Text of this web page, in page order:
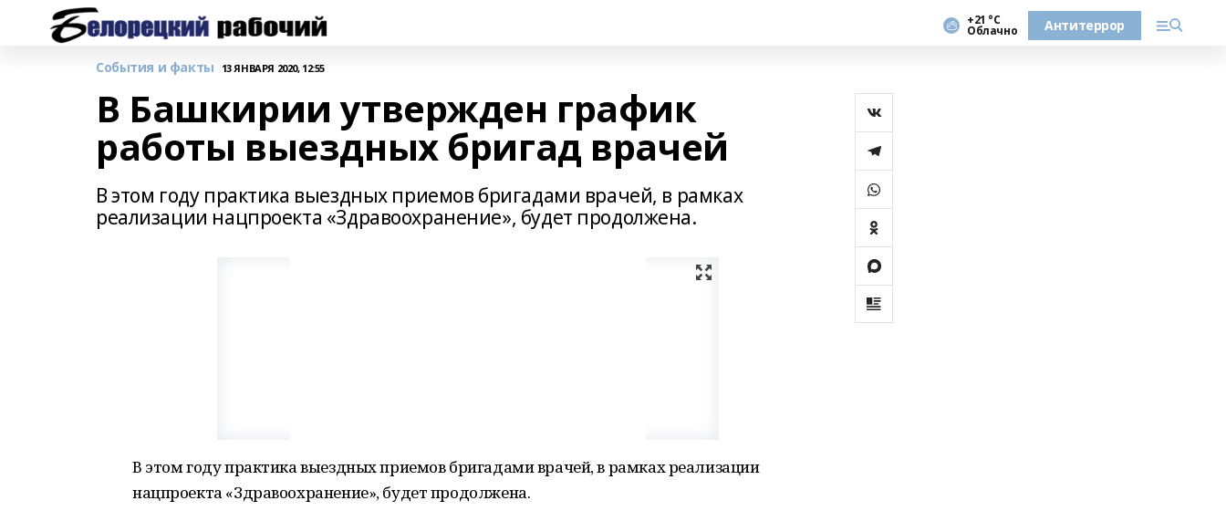
+21 °С
Облачно Антитеррор
События и факты 13 ЯНВАРЯ 2020, 12:55
В Башкирии утвержден график
работы выездных бригад врачей
В этом году практика выездных приемов бригадами врачей, в рамках
реализации нацпроекта «Здравоохранение», будет продолжена.
В этом году практика выездных приемов бригадами врачей, в рамках реализации
нацпроекта «Здравоохранение», будет продолжена.